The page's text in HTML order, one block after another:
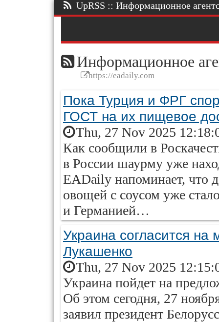
UpRSS :: Информационное
Информационное
https://eadaily.com
Пока Турция и ФРГ
ГОСТ на их пищевое
Thu, 27 Nov 2025
Как сообщили в
в России шаурму уже
EADaily напоминает, что
овощей с соусом уже
и Германией…
Украина согласится
Лукашенко
Thu, 27 Nov 2025
Украина пойдет на
Об этом сегодня, 27
заявил президент